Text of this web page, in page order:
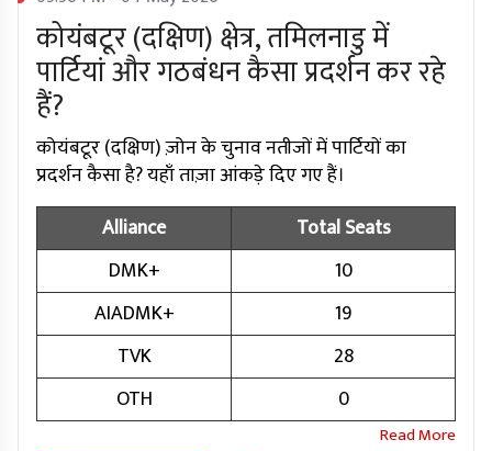
कोयंबटूर (दक्षिण) क्षेत्र, तमिलनाडु में
पार्टियां और गठबंधन कैसा प्रदर्शन कर रहे
हैं?
कोयंबटूर (दक्षिण) ज़ोन के चुनाव नतीजों में पार्टियों का
प्रदर्शन कैसा है? यहाँ ताज़ा आंकड़े दिए गए हैं।
Alliance
Total Seats
DMK+
10
AIADMK+
19
TVK
28
OTH
0